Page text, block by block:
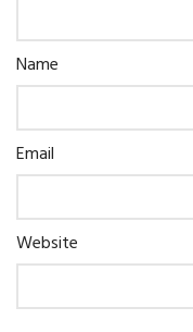
Name
Email
Website